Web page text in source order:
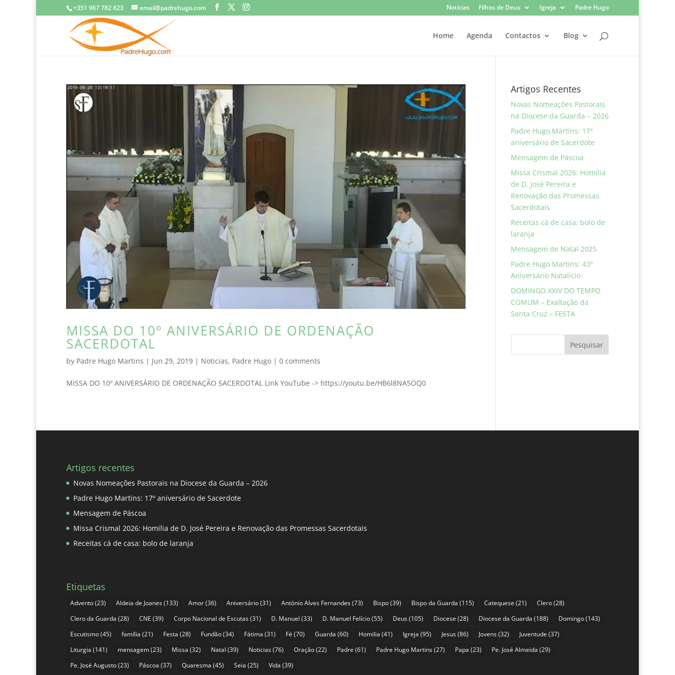
+351 967 782 823 email@padrehugo.com Noticias Filhos de Deus Igreja Padre Hugo
Home Agenda Contactos Blog
MISSA DO 10º ANIVERSÁRIO DE ORDENAÇÃO
SACERDOTAL
by Padre Hugo Martins | Jun 29, 2019 | Noticias, Padre Hugo | 0 comments
MISSA DO 10º ANIVERSÁRIO DE ORDENAÇÃO SACERDOTAL Link YouTube -> https://youtu.be/HB6l8NA5OQ0
Artigos Recentes
Novas Nomeações Pastorais
na Diocese da Guarda – 2026
Padre Hugo Martins: 17º
aniversário de Sacerdote
Mensagem de Páscoa
Missa Crismal 2026: Homilia
de D. José Pereira e
Renovação das Promessas
Sacerdotais
Receitas cá de casa: bolo de
laranja
Mensagem de Natal 2025
Padre Hugo Martins: 43º
Aniversário Natalício
DOMINGO XXIV DO TEMPO
COMUM – Exaltação da
Santa Cruz – FESTA
Pesquisar
Artigos recentes
Novas Nomeações Pastorais na Diocese da Guarda – 2026
Padre Hugo Martins: 17º aniversário de Sacerdote
Mensagem de Páscoa
Missa Crismal 2026: Homilia de D. José Pereira e Renovação das Promessas Sacerdotais
Receitas cá de casa: bolo de laranja
Etiquetas
Advento(23) Aldeia de Joanes(133) Amor(36) Aniversário(31) António Alves Fernandes(73) Bispo(39) Bispo da Guarda (115) Catequese (21) Clero(28)
Clero da Guarda (28) CNE (39) Corpo Nacional de Escutas(31) D. Manuel (33) D. Manuel Felício(55) Deus(105) Diocese (28) Diocese da Guarda (188) Domingo(143)
Escutismo(45) família (21) Festa (28) Fundão(34) Fátima (31) Fé (70) Guarda (60) Homilia (41) Igreja (95) Jesus(86) Jovens(32) Juventude (37)
Liturgia (141) mensagem(23) Missa (32) Natal (39) Noticias(76) Oração(22) Padre (61) Padre Hugo Martins(27) Papa (23) Pe. José Almeida (29)
Pe. José Augusto(23) Páscoa (37) Quaresma (45) Seia (25) Vida (39)